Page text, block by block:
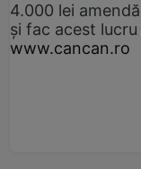
4.000 lei
și fac acest
www.cancan.ro